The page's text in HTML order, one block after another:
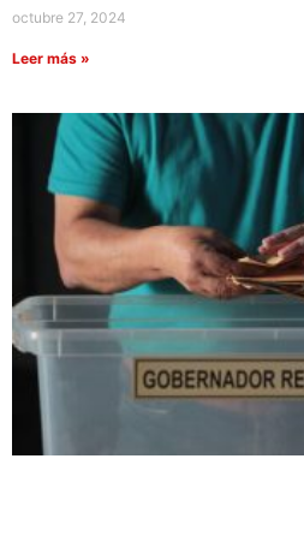
octubre 27, 2024
Leer más »